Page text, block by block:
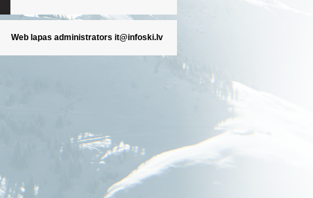
Web lapas administrators it@infoski.lv